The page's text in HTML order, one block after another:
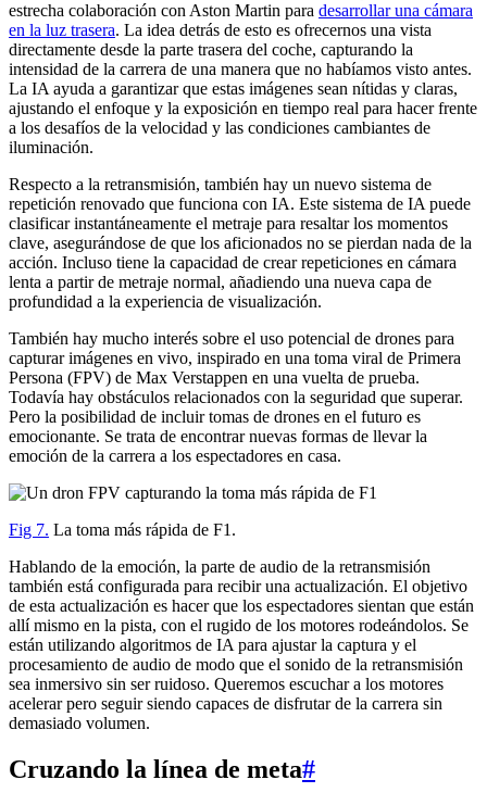
estrecha colaboración con Aston Martin para desarrollar una cámara
en la luz trasera. La idea detrás de esto es ofrecernos una vista
directamente desde la parte trasera del coche, capturando la
intensidad de la carrera de una manera que no habíamos visto antes.
La IA ayuda a garantizar que estas imágenes sean nítidas y claras,
ajustando el enfoque y la exposición en tiempo real para hacer frente
a los desafíos de la velocidad y las condiciones cambiantes de
iluminación.
Respecto a la retransmisión, también hay un nuevo sistema de
repetición renovado que funciona con IA. Este sistema de IA puede
clasificar instantáneamente el metraje para resaltar los momentos
clave, asegurándose de que los aficionados no se pierdan nada de la
acción. Incluso tiene la capacidad de crear repeticiones en cámara
lenta a partir de metraje normal, añadiendo una nueva capa de
profundidad a la experiencia de visualización.
También hay mucho interés sobre el uso potencial de drones para
capturar imágenes en vivo, inspirado en una toma viral de Primera
Persona (FPV) de Max Verstappen en una vuelta de prueba.
Todavía hay obstáculos relacionados con la seguridad que superar.
Pero la posibilidad de incluir tomas de drones en el futuro es
emocionante. Se trata de encontrar nuevas formas de llevar la
emoción de la carrera a los espectadores en casa.
Fig 7. La toma más rápida de F1.
Hablando de la emoción, la parte de audio de la retransmisión
también está configurada para recibir una actualización. El objetivo
de esta actualización es hacer que los espectadores sientan que están
allí mismo en la pista, con el rugido de los motores rodeándolos. Se
están utilizando algoritmos de IA para ajustar la captura y el
procesamiento de audio de modo que el sonido de la retransmisión
sea inmersivo sin ser ruidoso. Queremos escuchar a los motores
acelerar pero seguir siendo capaces de disfrutar de la carrera sin
demasiado volumen.
Cruzando la línea de meta#